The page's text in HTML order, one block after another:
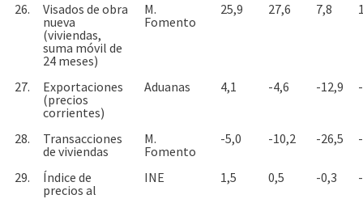
26.
Visados de obra
nueva
(viviendas,
suma móvil de
24 meses)
M.
Fomento
25,9 27,6 7,8
27.
Exportaciones
(precios
corrientes)
Aduanas 4,1 -4,6 -12,9
28.
Transacciones
de viviendas
M.
Fomento
-5,0 -10,2 -26,5
29.
Índice de
precios al
INE 1,5 0,5 -0,3